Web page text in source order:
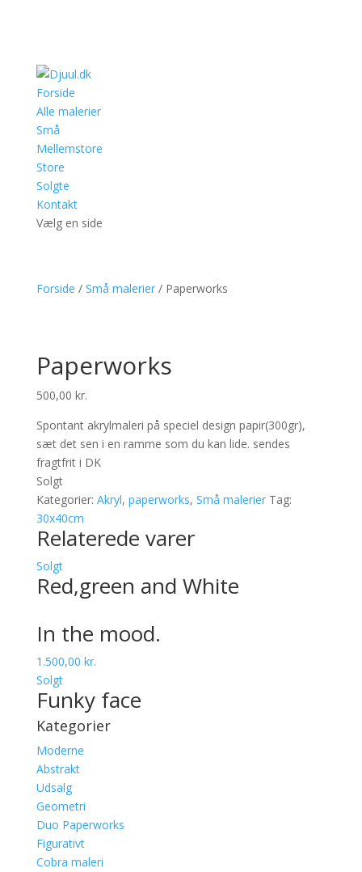
Forside
Alle malerier
Små
Mellemstore
Store
Solgte
Kontakt
Vælg en side
Forside / Små malerier/ Paperworks
Paperworks
500,00 kr.
Spontant akrylmaleri på speciel design papir(300gr),
sæt det sen i en ramme som du kan lide. sendes
fragtfrit i DK
Solgt
Kategorier: Akryl, paperworks, Små malerier Tag:
30x40cm
Relaterede varer
Solgt
Red,green and White
In the mood.
1.500,00 kr.
Solgt
Funky face
Kategorier
Moderne
Abstrakt
Udsalg
Geometri
Duo Paperworks
Figurativt
Cobra maleri